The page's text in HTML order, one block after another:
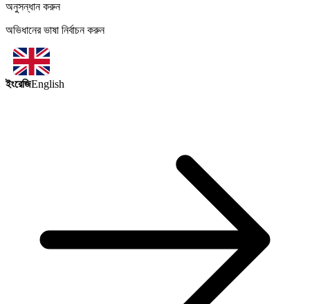
অনুসন্ধান করুন
অভিধানের ভাষা নির্বাচন করুন
ইংরেজিEnglish